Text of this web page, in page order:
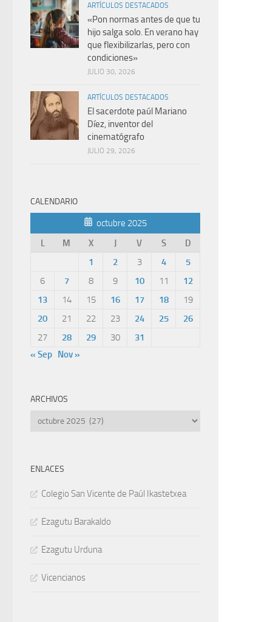
ARTÍCULOS DESTACADOS
«Pon normas antes de que tu
hijo salga solo. En verano hay
que flexibilizarlas, pero con
condiciones»
JULIO 30, 2026
ARTÍCULOS DESTACADOS
El sacerdote paúl Mariano
Díez, inventor del
cinematógrafo
JULIO 29, 2026
CALENDARIO
octubre 2025
L
M X J V S
D
1
2 3 4
5
6
7 8 9 10 11
12
13
14 15 16 17 18
19
20
21 22 23 24 25
26
27
28 29 30
31
« Sep Nov »
ARCHIVOS
Archivos
ENLACES
Colegio San Vicente de Paúl Ikastetxea
Ezagutu Barakaldo
Ezagutu Urduna
Vicencianos